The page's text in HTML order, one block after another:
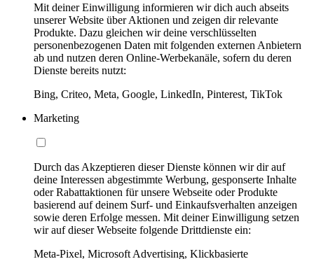
Mit deiner Einwilligung informieren wir dich auch abseits
unserer Website über Aktionen und zeigen dir relevante
Produkte. Dazu gleichen wir deine verschlüsselten
personenbezogenen Daten mit folgenden externen Anbietern
ab und nutzen deren Online-Werbekanäle, sofern du deren
Dienste bereits nutzt:
Bing, Criteo, Meta, Google, LinkedIn, Pinterest, TikTok
Marketing
Durch das Akzeptieren dieser Dienste können wir dir auf
deine Interessen abgestimmte Werbung, gesponserte Inhalte
oder Rabattaktionen für unsere Webseite oder Produkte
basierend auf deinem Surf- und Einkaufsverhalten anzeigen
sowie deren Erfolge messen. Mit deiner Einwilligung setzen
wir auf dieser Webseite folgende Drittdienste ein:
Meta-Pixel, Microsoft Advertising, Klickbasierte